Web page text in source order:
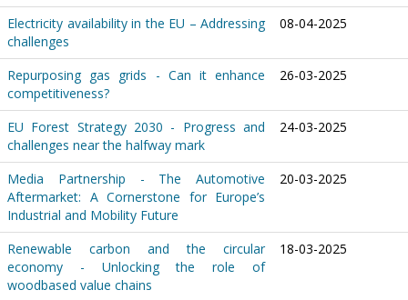
Electricity availability in the EU – Addressing
challenges
08-04-2025
Repurposing gas grids - Can it enhance
competitiveness?
26-03-2025
EU Forest Strategy 2030 - Progress and
challenges near the halfway mark
24-03-2025
Media Partnership - The Automotive
Aftermarket: A Cornerstone for Europe’s
Industrial and Mobility Future
20-03-2025
Renewable carbon and the circular
economy - Unlocking the role of
woodbased value chains
18-03-2025